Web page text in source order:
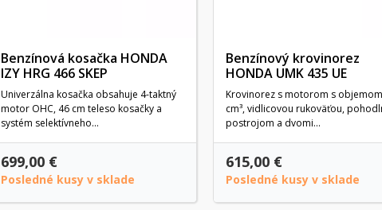
Benzínová kosačka HONDA
IZY HRG 466 SKEP
Univerzálna kosačka obsahuje 4-taktný
motor OHC, 46 cm teleso kosačky a
systém selektívneho...
699,00 €
Posledné kusy v sklade
Benzínový krovinorez
HONDA UMK 435 UE
Krovinorez s motorom s
cm³, vidlicovou rukoväťou,
postrojom a dvomi...
615,00 €
Posledné kusy v sklade